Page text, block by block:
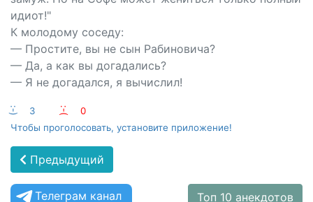
идиот!"
К молодому соседу:
— Простите, вы не сын Рабиновича?
— Да, а как вы догадались?
— Я не догадался, я вычислил!
:-) 3 :-(
0
Чтобы проголосовать, установите приложение!
Предыдущий
Телеграм канал Топ 10 анекдотов